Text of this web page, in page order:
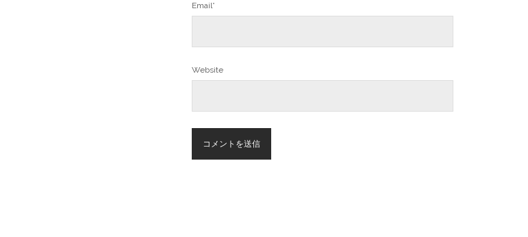
Email*
Website